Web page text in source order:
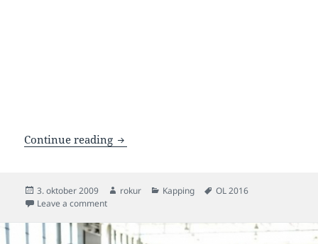
Continue reading OL 2016 verður í Rio
Posted
on
3. oktober 2009 Author
rokur Categories
Kapping Tags
OL 2016
Leave a commenton OL 2016 verður í Rio